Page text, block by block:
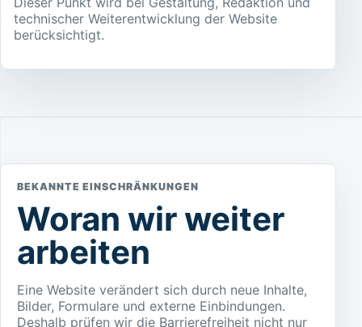
technischer Weiterentwicklung der Website
berücksichtigt.
BEKANNTE EINSCHRÄNKUNGEN
Woran wir weiter
arbeiten
Eine Website verändert sich durch neue Inhalte,
Bilder, Formulare und externe Einbindungen.
Deshalb prüfen wir die Barrierefreiheit nicht nur